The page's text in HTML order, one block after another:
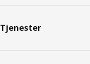
Tjenester